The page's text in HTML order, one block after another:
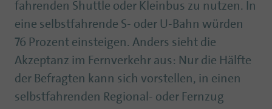
fahrenden Shuttle oder Kleinbus zu nutzen. In
eine selbstfahrende S- oder U-Bahn würden
76 Prozent einsteigen. Anders sieht die
Akzeptanz im Fernverkehr aus: Nur die Hälfte
der Befragten kann sich vorstellen, in einen
selbstfahrenden Regional- oder Fernzug